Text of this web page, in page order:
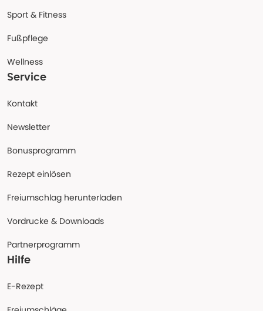
Sport & Fitness
Fußpflege
Wellness
Service
Kontakt
Newsletter
Bonusprogramm
Rezept einlösen
Freiumschlag herunterladen
Vordrucke & Downloads
Partnerprogramm
Hilfe
E-Rezept